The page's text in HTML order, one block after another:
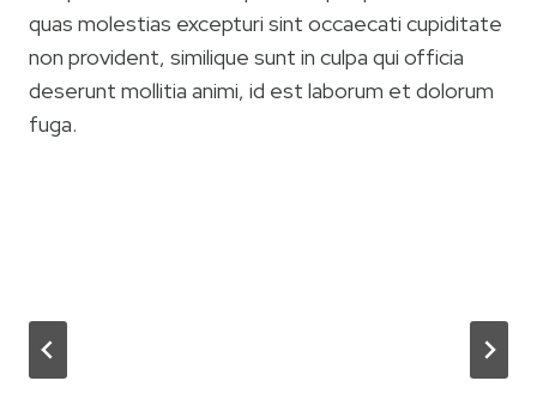
quas molestias excepturi sint occaecati cupiditate
non provident, similique sunt in culpa qui officia
deserunt mollitia animi, id est laborum et dolorum
fuga.